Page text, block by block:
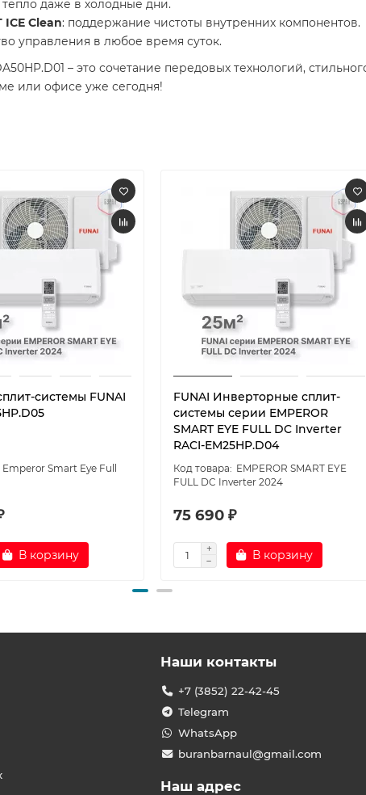
тепло даже в холодные дни.​
Clean: поддержание чистоты внутренних компонентов.​
управления в любое время суток.​
– это сочетание передовых технологий,
или офисе уже сегодня!
системы FUNAI
Emperor Smart Eye Full
В корзину
FUNAI Инверторные сплит-
системы серии EMPEROR
SMART EYE FULL DC Inverter
RACI-EM25HP.D04
EMPEROR SMART EYE
FULL DC Inverter 2024
75 690 ₽
В корзину
Наши контакты
+7 (3852) 22-42-45
Telegram
WhatsApp
buranbarnaul@gmail.com
Наш адрес